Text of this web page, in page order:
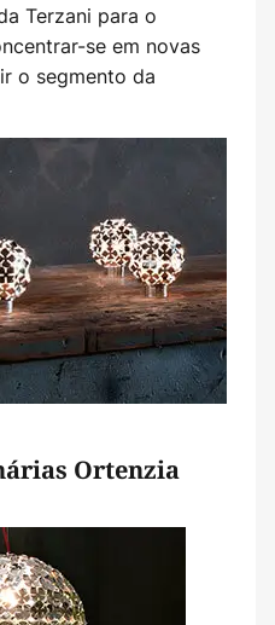
Terzani para o
se em novas
o segmento da
Ortenzia